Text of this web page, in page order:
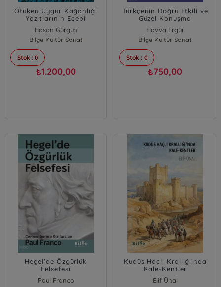
Ötüken Uygur Kağanlığı
Yazıtlarının Edebî
Hasan Gürgün
Bilge Kültür Sanat
Stok : 0
₺1.200,00
Türkçenin Doğru Etkili ve
Güzel Konuşma
Ses, Söz ve Beden Dili
Diksiyon Sanatı
Havva Ergür
Bilge Kültür Sanat
Stok : 0
₺750,00
Hegel’de Özgürlük
Felsefesi
Paul Franco
Kudüs Haçlı Krallığı’nda
Kale-Kentler
Elif Ünal